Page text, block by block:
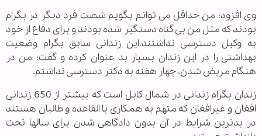
وی افزود: من حداقل می توانم بگویم شصت فرد دیگر در بگرام
بودند که مثل من بی گناه دستگیر شده بودند و برای دفاع از خود
به وکیل دسترسی نداشتند.این زندانی سابق بگرام وضعیت
بهداشتی را در این زندان بسیار بد عنوان کرده و گفت: من در
هنگام مریض شدن، چهار هفته به دکتر دسترسی نداشتم.
زندان بگرام زندانی در شمال کابل است که بیشتر از 650 زندانی
افغان و غیرافغان که متهم به همکاری با القاعده و طالبان هستند
در بدترین شرایط در آن بدون دادگاهی شدن برای سالها تحت